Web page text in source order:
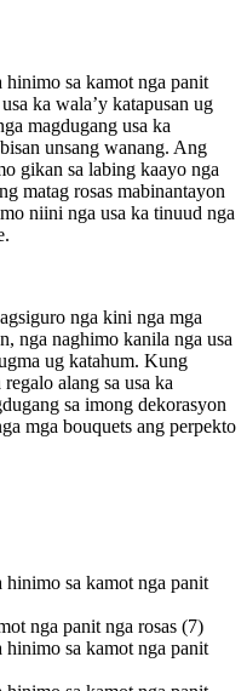
hinimo sa kamot nga panit
ka wala’y katapusan ug
magdugang usa ka
unsang wanang. Ang
gikan sa labing kaayo nga
matag rosas mabinantayon
niini nga usa ka tinuud nga
nga kini nga mga
nga naghimo kanila nga usa
ug katahum. Kung
alang sa usa ka
sa imong dekorasyon
mga bouquets ang perpekto